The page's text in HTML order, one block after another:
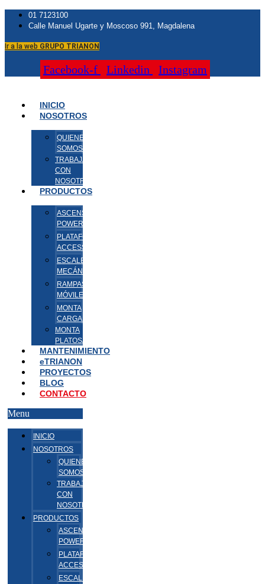
01 7123100
Calle Manuel Ugarte y Moscoso 991, Magdalena
Ir a la web GRUPO TRIANON
Facebook-f Linkedin Instagram
INICIO
NOSOTROS
QUIENES
SOMOS
TRABAJA
CON
NOSOTROS
PRODUCTOS
ASCENSORES
POWERTECH
PLATAFORMAS
ACCESSA
ESCALERAS
MECÁNICAS
RAMPAS
MÓVILES
MONTA
CARGAS/VEHÍCULOS
MONTA
PLATOS/PAQUETES
MANTENIMIENTO
eTRIANON
PROYECTOS
BLOG
CONTACTO
Menu
INICIO
NOSOTROS
QUIENES
SOMOS
TRABAJA
CON
NOSOTROS
PRODUCTOS
ASCENSORES
POWERTECH
PLATAFORMAS
ACCESSA
ESCALERAS